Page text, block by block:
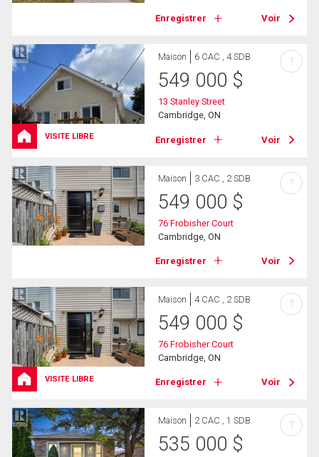
Enregistrer Voir
VISITE LIBRE
Maison 6 CAC , 4 SDB
549 000 $
13 Stanley Street
Cambridge, ON
Enregistrer Voir
?
Maison 3 CAC , 2 SDB
549 000 $
76 Frobisher Court
Cambridge, ON
Enregistrer Voir
?
VISITE LIBRE
Maison 4 CAC , 2 SDB
549 000 $
76 Frobisher Court
Cambridge, ON
Enregistrer Voir
?
Maison 2 CAC , 1 SDB
535 000 $
?